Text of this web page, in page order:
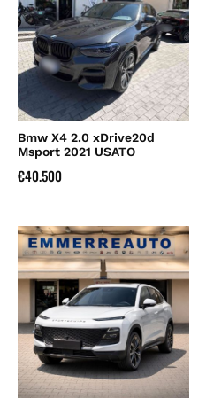
Bmw X4 2.0 xDrive20d
Msport 2021 USATO
€40.500